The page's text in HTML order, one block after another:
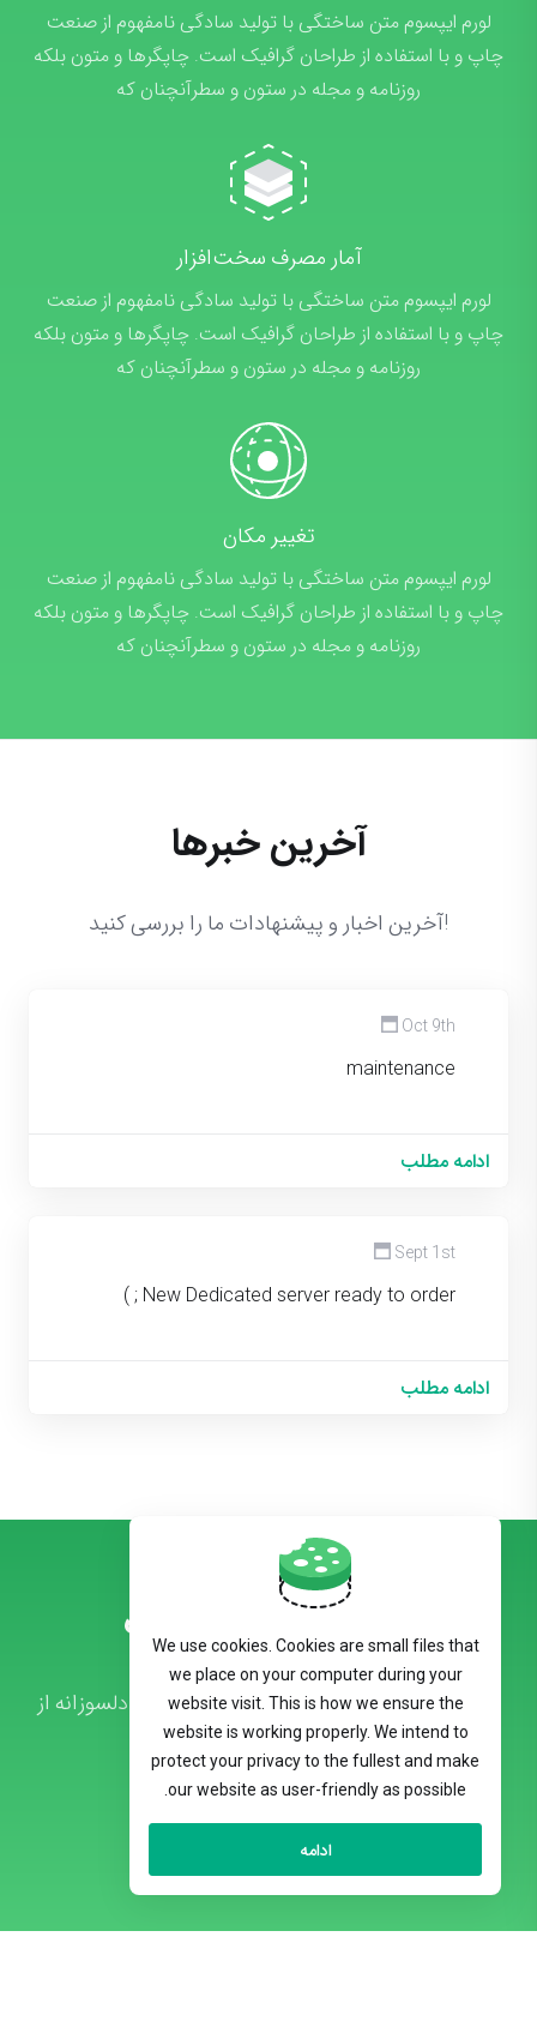
لورم ایپسوم متن ساختگی با تولید سادگی نامفهوم از صنعت
چاپ و با استفاده از طراحان گرافیک است. چاپگرها و متون بلکه
روزنامه و مجله در ستون و سطرآنچنان که
آمار مصرف سخت‌افزار
لورم ایپسوم متن ساختگی با تولید سادگی نامفهوم از صنعت
چاپ و با استفاده از طراحان گرافیک است. چاپگرها و متون بلکه
روزنامه و مجله در ستون و سطرآنچنان که
تغییر مکان
لورم ایپسوم متن ساختگی با تولید سادگی نامفهوم از صنعت
چاپ و با استفاده از طراحان گرافیک است. چاپگرها و متون بلکه
روزنامه و مجله در ستون و سطرآنچنان که
آخرین خبرها
!آخرین اخبار و پیشنهادات ما را بررسی کنید
Oct 9th
maintenance
ادامه مطلب
Sept 1st
New Dedicated server ready to order ; )
ادامه مطلب
مشاهده محصولات
به توسعه کسب و کار آنلاین خود بیاندیشید؛ دلسوزانه از
آن محافظت خواهیم کرد. .
We use cookies. Cookies are small files that
we place on your computer during your
website visit. This is how we ensure the
website is working properly. We intend to
protect your privacy to the fullest and make
our website as user-friendly as possible.
ادامه